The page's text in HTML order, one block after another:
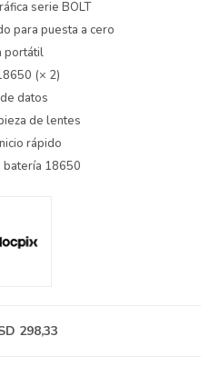
serie BOLT
para puesta a cero
portátil
(× 2)
datos
de lentes
rápido
batería 18650
298,33